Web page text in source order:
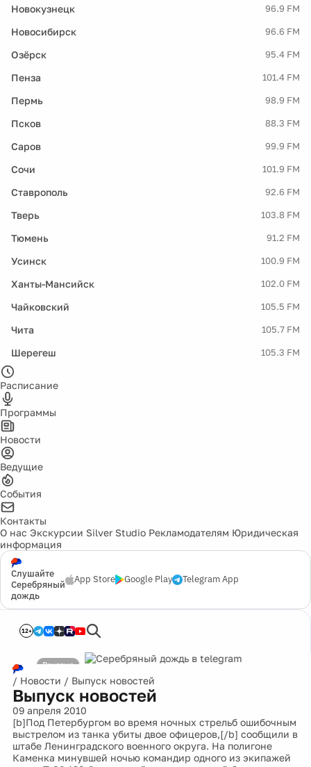
Новокузнецк 96.9 FM
Новосибирск 96.6 FM
Озёрск 95.4 FM
Пенза 101.4 FM
Пермь 98.9 FM
Псков 88.3 FM
Саров 99.9 FM
Сочи 101.9 FM
Ставрополь 92.6 FM
Тверь 103.8 FM
Тюмень 91.2 FM
Усинск 100.9 FM
Ханты-Мансийск 102.0 FM
Чайковский 105.5 FM
Чита 105.7 FM
Шерегеш 105.3 FM
Расписание
Программы
Новости
Ведущие
События
Контакты
О нас Экскурсии Silver Studio Рекламодателям Юридическая
информация
Слушайте
Серебряный
дождь
App Store Google Play Telegram App
12+
/ Новости / Выпуск новостей
Выпуск новостей
09 апреля 2010
[b]Под Петербургом во время ночных стрельб ошибочным
выстрелом из танка убиты двое офицеров,[/b] сообщили в
штабе Ленинградского военного округа. На полигоне
Каменка минувшей ночью командир одного из экипажей